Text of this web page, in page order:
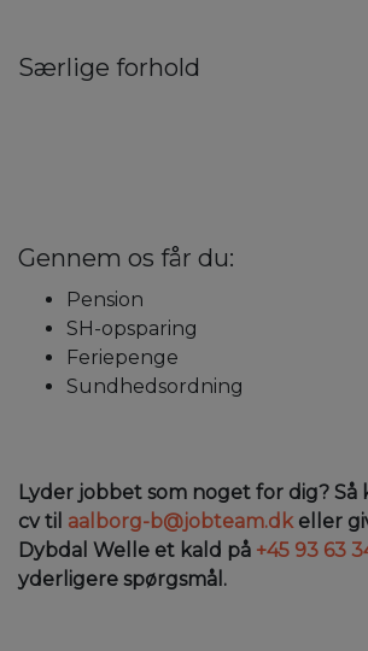
Særlige forhold
Gennem os får du:
Pension
SH-opsparing
Feriepenge
Sundhedsordning
Lyder jobbet som noget for dig?
cv til aalborg-b@jobteam.dk eller
Dybdal Welle et kald på +45 93 63
yderligere spørgsmål.